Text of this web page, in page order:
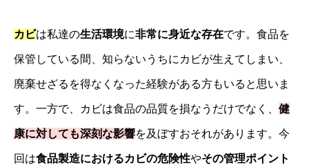
カビは私達の生活環境に非常に身近な存在です。食品を
保管している間、知らないうちにカビが生えてしまい、
廃棄せざるを得なくなった経験がある方もいると思いま
す。一方で、カビは食品の品質を損なうだけでなく、 健
康に対しても深刻な影響を及ぼすおそれがあります。今
回は食品製造におけるカビの危険性やその管理ポイント